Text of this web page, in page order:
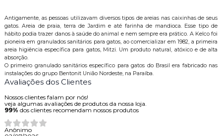
Antigamente, as pessoas utilizavam diversos tipos de areias nas caixinhas de seus
gatos. Areia de praia, terra de Jardim e até farinha de mandioca. Esse tipo de
hábito podia trazer danos à saúde do animal e nem sempre era prático. A Kelco foi
pioneira em granulados sanitários para gatos, ao comercializar em 1982, a primeira
areia higiência específica para gatos, Mitzi. Um produto natural, atóxico e de alta
absorção.
O primeiro granulado sanitários específico para gatos do Brasil era fabricado nas
instalações do grupo Bentonit União Nordeste, na Paraíba.
Avaliações dos Clientes
Nossos clientes falam por nós!
veja algumas avaliações de produtos da nossa loja.
99% dos clientes recomendam nossos produtos
Anônimo